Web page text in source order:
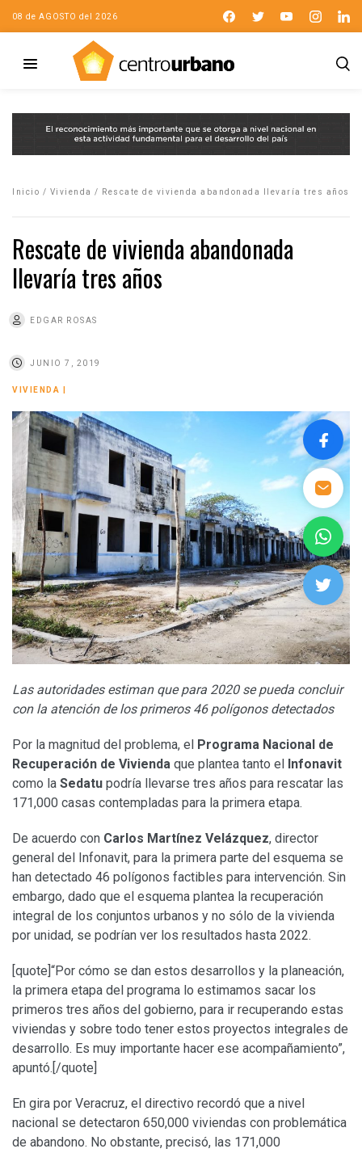
08 de AGOSTO del 2026
Inicio / Vivienda / Rescate de vivienda abandonada llevaría tres años
Rescate de vivienda abandonada
llevaría tres años
EDGAR ROSAS
JUNIO 7, 2019
VIVIENDA
Las autoridades estiman que para 2020 se pueda concluir
con la atención de los primeros 46 polígonos detectados
Por la magnitud del problema, el
Programa Nacional de
Recuperación de Vivienda que plantea tanto el
Infonavit
como la Sedatu podría llevarse tres años para rescatar las
171,000 casas contempladas para la primera etapa.
De acuerdo con Carlos Martínez Velázquez, director
general del Infonavit, para la primera parte del esquema se
han detectado 46 polígonos factibles para intervención. Sin
embargo, dado que el esquema plantea la recuperación
integral de los conjuntos urbanos y no sólo de la vivienda
por unidad, se podrían ver los resultados hasta 2022.
[quote]“Por cómo se dan estos desarrollos y la planeación,
la primera etapa del programa lo estimamos sacar los
primeros tres años del gobierno, para ir recuperando estas
viviendas y sobre todo tener estos proyectos integrales de
desarrollo. Es muy importante hacer ese acompañamiento”,
apuntó.[/quote]
En gira por Veracruz, el directivo recordó que a nivel
nacional se detectaron 650,000 viviendas con problemática
de abandono. No obstante, precisó, las 171,000